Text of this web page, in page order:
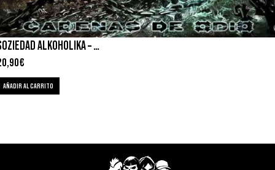
SOZIEDAD ALKOHOLIKA – CADENAS DE ODIO
€
AÑADIR AL CARRITO